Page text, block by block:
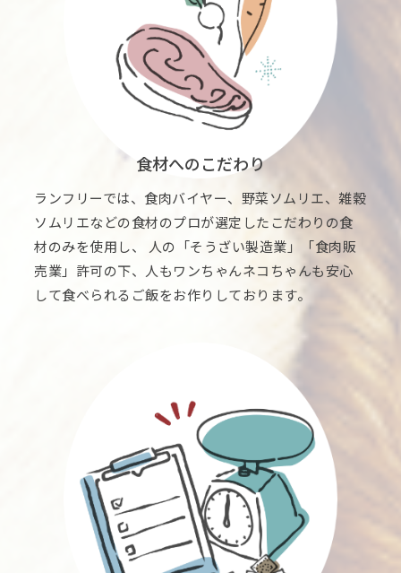
食材へのこだわり
ランフリーでは、食肉バイヤー、野菜ソムリエ、雑穀
ソムリエなどの食材のプロが選定したこだわりの食
材のみを使用し、 人の「そうざい製造業」「食肉販
売業」許可の下、人もワンちゃんネコちゃんも安心
して食べられるご飯をお作りしております。